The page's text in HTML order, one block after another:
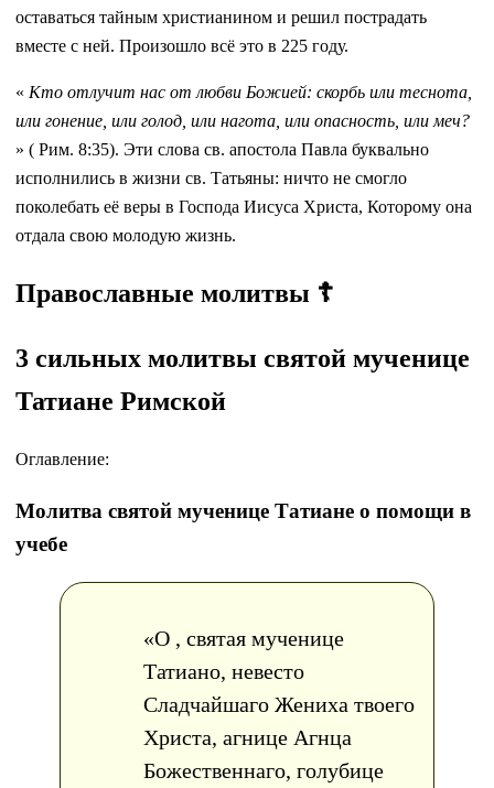
оставаться тайным христианином и решил пострадать
вместе с ней. Произошло всё это в 225 году.
« Кто отлучит нас от любви Божией: скорбь или теснота,
или гонение, или голод, или нагота, или опасность, или меч?
» ( Рим. 8:35). Эти слова св. апостола Павла буквально
исполнились в жизни св. Татьяны: ничто не смогло
поколебать её веры в Господа Иисуса Христа, Которому она
отдала свою молодую жизнь.
Православные молитвы ☦
3 сильных молитвы святой мученице
Татиане Римской
Оглавление:
Молитва святой мученице Татиане о помощи в
учебе
«О , святая мученице
Татиано, невесто
Сладчайшаго Жениха твоего
Христа, агнице Агнца
Божественнаго, голубице